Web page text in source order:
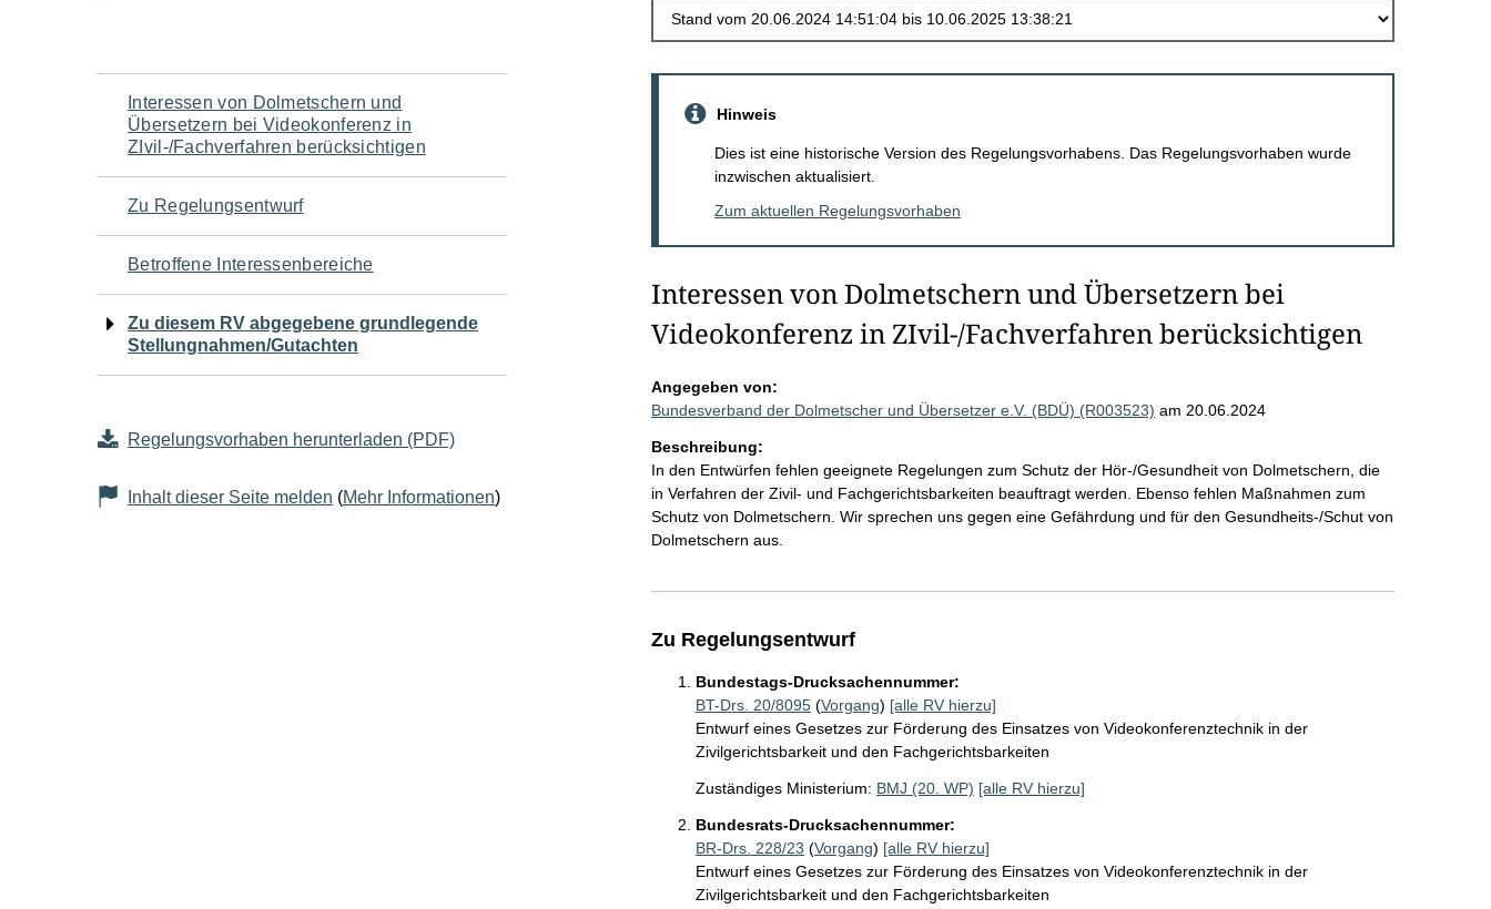
Navigation
für
den
Seiteninhalt
Interessen von Dolmetschern und
Übersetzern bei Videokonferenz in
ZIvil-/Fachverfahren berücksichtigen
Zu Regelungsentwurf
Betroffene Interessenbereiche
Zu diesem RV abgegebene grundlegende
Stellungnahmen/Gutachten
Regelungsvorhaben herunterladen (PDF)
Inhalt dieser Seite melden (Mehr Informationen)
Hinweis
Dies ist eine historische Version des Regelungsvorhabens. Das Regelungsvorhaben wurde
inzwischen aktualisiert.
Zum aktuellen Regelungsvorhaben
Interessen von Dolmetschern und Übersetzern bei
Videokonferenz in ZIvil-/Fachverfahren berücksichtigen
Angegeben von:
Bundesverband der Dolmetscher und Übersetzer e.V. (BDÜ) (R003523) am 20.06.2024
Beschreibung:
In den Entwürfen fehlen geeignete Regelungen zum Schutz der Hör-/Gesundheit von Dolmetschern, die
in Verfahren der Zivil- und Fachgerichtsbarkeiten beauftragt werden. Ebenso fehlen Maßnahmen zum
Schutz von Dolmetschern. Wir sprechen uns gegen eine Gefährdung und für den Gesundheits-/Schut von
Dolmetschern aus.
Zu Regelungsentwurf
Bundestags-Drucksachennummer:
BT-Drs. 20/8095(Vorgang) [alle RV hierzu]
Entwurf eines Gesetzes zur Förderung des Einsatzes von Videokonferenztechnik in der
Zivilgerichtsbarkeit und den Fachgerichtsbarkeiten
Zuständiges Ministerium: BMJ (20. WP) [alle RV hierzu]
Bundesrats-Drucksachennummer:
BR-Drs. 228/23 (Vorgang) [alle RV hierzu]
Entwurf eines Gesetzes zur Förderung des Einsatzes von Videokonferenztechnik in der
Zivilgerichtsbarkeit und den Fachgerichtsbarkeiten